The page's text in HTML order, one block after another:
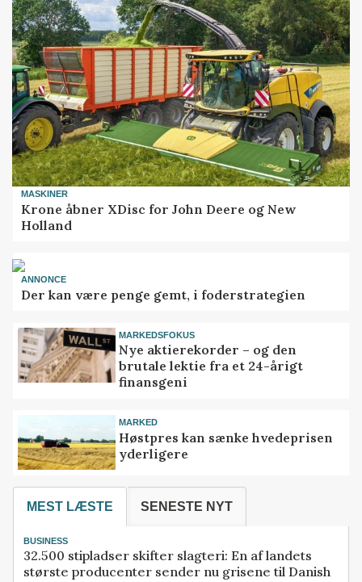
MASKINER
Krone åbner XDisc for John Deere og New
Holland
ANNONCE
Der kan være penge gemt, i foderstrategien
MARKEDSFOKUS
Nye aktierekorder – og den
brutale lektie fra et 24-årigt
finansgeni
MARKED
Høstpres kan sænke hvedeprisen
yderligere
MEST LÆSTE SENESTE NYT
BUSINESS
32.500 stipladser skifter slagteri: En af landets
største producenter sender nu grisene til Danish